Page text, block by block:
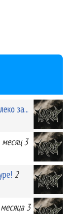
за...
месяц 3
2
3